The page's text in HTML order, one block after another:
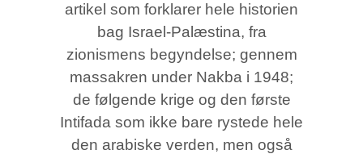
artikel som forklarer hele historien
bag Israel-Palæstina, fra
zionismens begyndelse; gennem
massakren under Nakba i 1948;
de følgende krige og den første
Intifada som ikke bare rystede hele
den arabiske verden, men også